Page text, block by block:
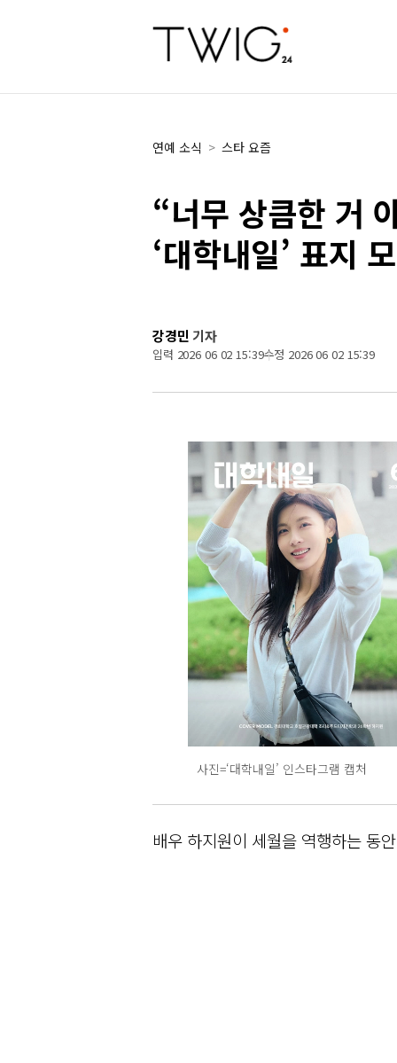
연예 소식 > 스타 요즘
“너무 상큼한 거
‘대학내일’ 표지
강경민 기자
입력 2026 06 02 15:39수정 2026 06 02 15:39
사진=‘대학내일’ 인스타그램 캡처
배우 하지원이 세월을 역행하는 동